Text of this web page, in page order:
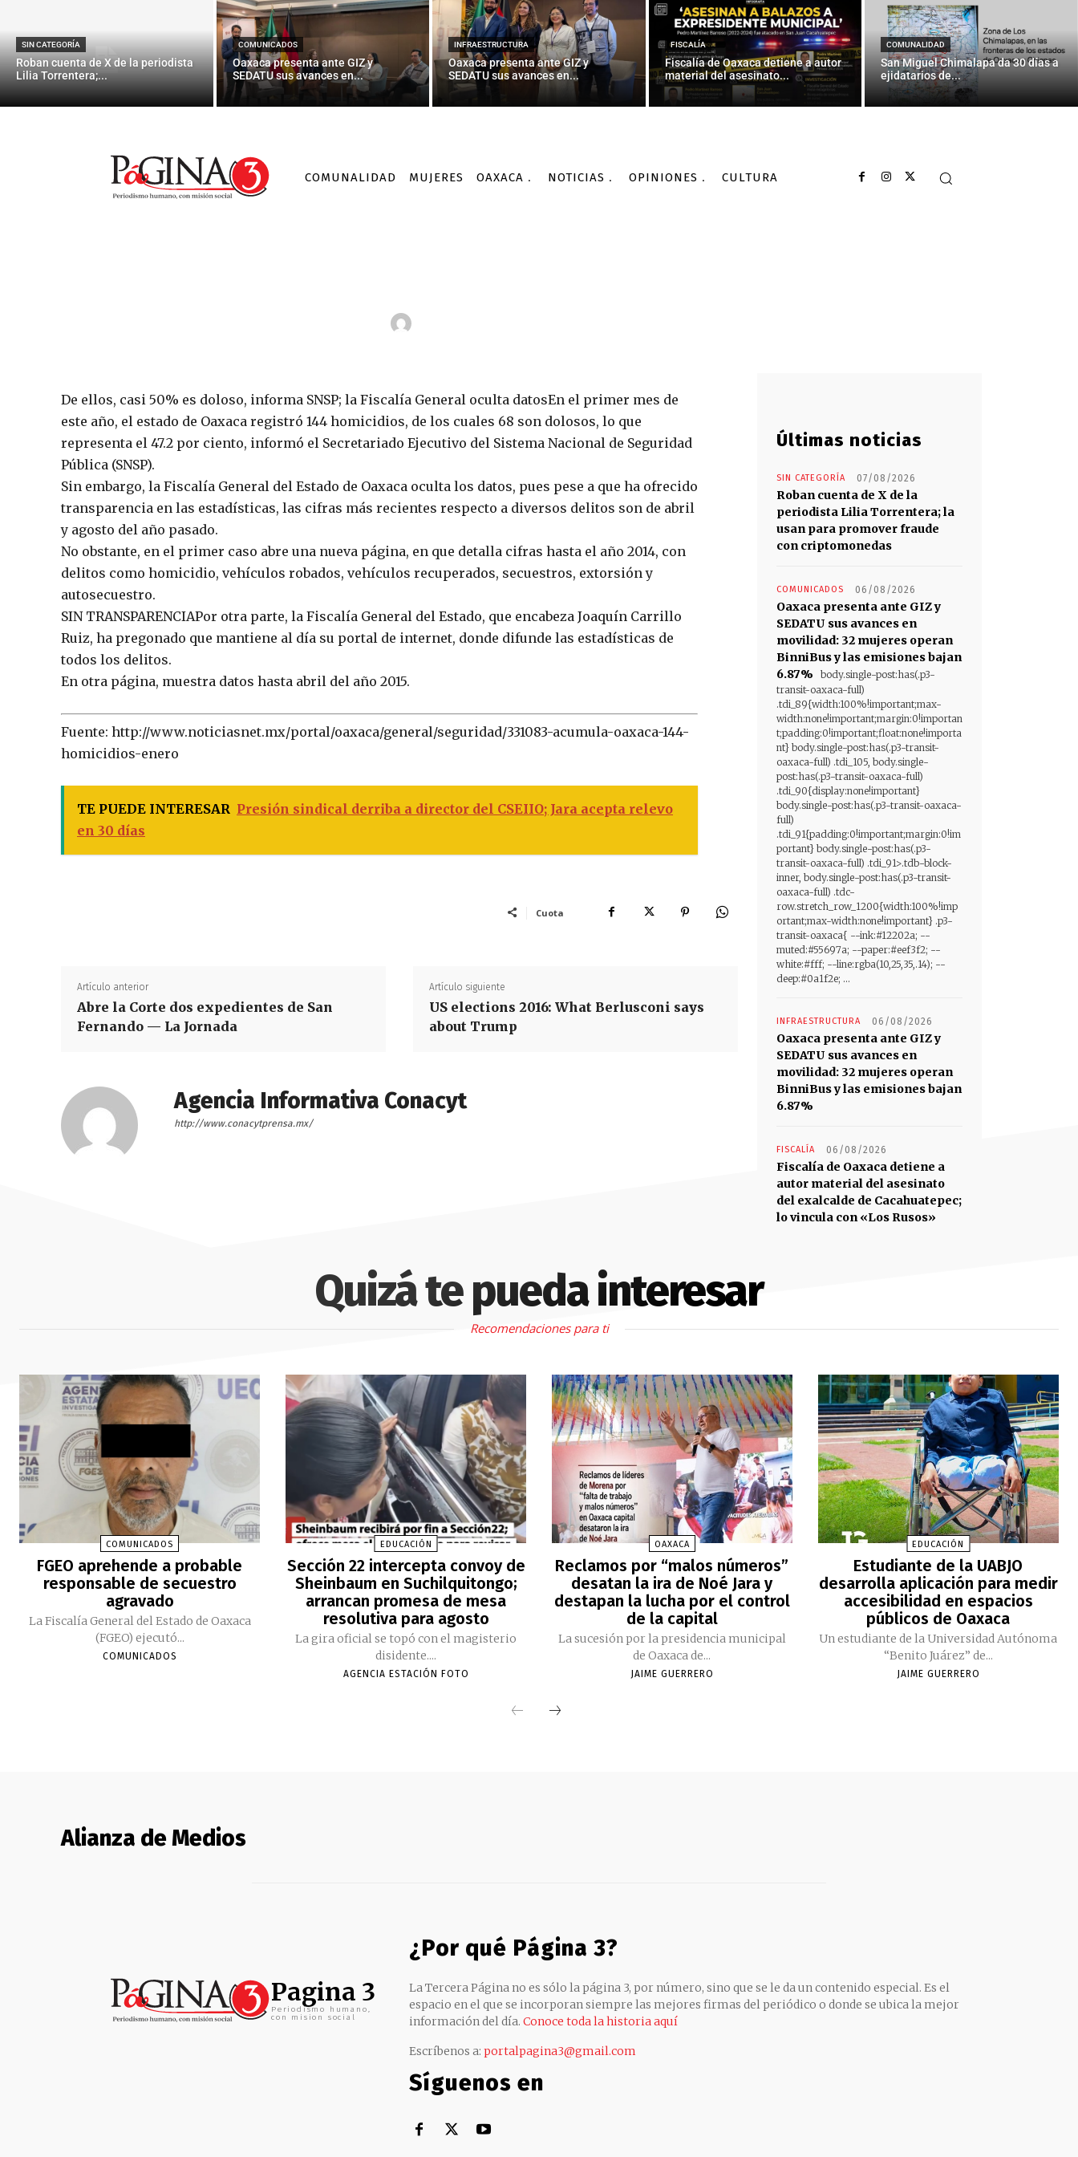
SIN CATEGORÍA
Roban cuenta de X de la periodista
Lilia Torrentera;...
COMUNICADOS
Oaxaca presenta ante GIZ y
SEDATU sus avances en...
INFRAESTRUCTURA
Oaxaca presenta ante GIZ y
SEDATU sus avances en...
FISCALÍA
Fiscalía de Oaxaca detiene a autor
material del asesinato...
COMUNALIDAD
San Miguel Chimalapa da 30 días a
ejidatarios de...
COMUNALIDAD MUJERES OAXACA NOTICIAS OPINIONES CULTURA
De ellos, casi 50% es doloso, informa SNSP; la Fiscalía General oculta datosEn el primer mes de
este año, el estado de Oaxaca registró 144 homicidios, de los cuales 68 son dolosos, lo que
representa el 47.2 por ciento, informó el Secretariado Ejecutivo del Sistema Nacional de Seguridad
Pública (SNSP).
Sin embargo, la Fiscalía General del Estado de Oaxaca oculta los datos, pues pese a que ha ofrecido
transparencia en las estadísticas, las cifras más recientes respecto a diversos delitos son de abril
y agosto del año pasado.
No obstante, en el primer caso abre una nueva página, en que detalla cifras hasta el año 2014, con
delitos como homicidio, vehículos robados, vehículos recuperados, secuestros, extorsión y
autosecuestro.
SIN TRANSPARENCIAPor otra parte, la Fiscalía General del Estado, que encabeza Joaquín Carrillo
Ruiz, ha pregonado que mantiene al día su portal de internet, donde difunde las estadísticas de
todos los delitos.
En otra página, muestra datos hasta abril del año 2015.
Fuente: http://www.noticiasnet.mx/portal/oaxaca/general/seguridad/331083-acumula-oaxaca-144-
homicidios-enero
TE PUEDE INTERESAR Presión sindical derriba a director del CSEIIO; Jara acepta relevo
en 30 días
Cuota
Artículo anterior
Abre la Corte dos expedientes de San
Fernando — La Jornada
Artículo siguiente
US elections 2016: What Berlusconi says
about Trump
Agencia Informativa Conacyt
http://www.conacytprensa.mx/
Últimas noticias
SIN CATEGORÍA 07/08/2026
Roban cuenta de X de la
periodista Lilia Torrentera; la
usan para promover fraude
con criptomonedas
COMUNICADOS 06/08/2026
Oaxaca presenta ante GIZ y
SEDATU sus avances en
movilidad: 32 mujeres operan
BinniBus y las emisiones bajan
6.87%
body.single-post:has(.p3-
transit-oaxaca-full)
.tdi_89{width:100%!important;max-
width:none!important;margin:0!importan
t;padding:0!important;float:none!importa
nt} body.single-post:has(.p3-transit-
oaxaca-full) .tdi_105, body.single-
post:has(.p3-transit-oaxaca-full)
.tdi_90{display:none!important}
body.single-post:has(.p3-transit-oaxaca-
full)
.tdi_91{padding:0!important;margin:0!im
portant} body.single-post:has(.p3-
transit-oaxaca-full) .tdi_91>.tdb-block-
inner, body.single-post:has(.p3-transit-
oaxaca-full) .tdc-
row.stretch_row_1200{width:100%!imp
ortant;max-width:none!important} .p3-
transit-oaxaca{ --ink:#12202a; --
muted:#55697a; --paper:#eef3f2; --
white:#fff; --line:rgba(10,25,35,.14); --
deep:#0a1f2e; ...
INFRAESTRUCTURA 06/08/2026
Oaxaca presenta ante GIZ y
SEDATU sus avances en
movilidad: 32 mujeres operan
BinniBus y las emisiones bajan
6.87%
FISCALÍA 06/08/2026
Fiscalía de Oaxaca detiene a
autor material del asesinato
del exalcalde de Cacahuatepec;
lo vincula con «Los Rusos»
Quizá te pueda interesar
Recomendaciones para ti
COMUNICADOS
FGEO aprehende a probable
responsable de secuestro
agravado
La Fiscalía General del Estado de Oaxaca
(FGEO) ejecutó...
COMUNICADOS
EDUCACIÓN
Sección 22 intercepta convoy de
Sheinbaum en Suchilquitongo;
arrancan promesa de mesa
resolutiva para agosto
La gira oficial se topó con el magisterio
disidente....
AGENCIA ESTACIÓN FOTO
OAXACA
Reclamos por “malos números”
desatan la ira de Noé Jara y
destapan la lucha por el control
de la capital
La sucesión por la presidencia municipal
de Oaxaca de...
JAIME GUERRERO
EDUCACIÓN
Estudiante de la UABJO
desarrolla aplicación para medir
accesibilidad en espacios
públicos de Oaxaca
Un estudiante de la Universidad Autónoma
“Benito Juárez” de...
JAIME GUERRERO
Alianza de Medios
Pagina 3
Periodismo humano,
con mision social
¿Por qué Página 3?
La Tercera Página no es sólo la página 3, por número, sino que se le da un contenido especial. Es el
espacio en el que se incorporan siempre las mejores firmas del periódico o donde se ubica la mejor
información del día. Conoce toda la historia aquí
Escríbenos a: portalpagina3@gmail.com
Síguenos en